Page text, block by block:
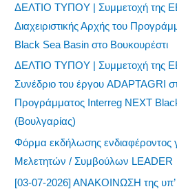
ΔΕΛΤΙΟ ΤΥΠΟΥ | Συμμετοχή της
Διαχειριστικής Αρχής του
Black Sea Basin στο Βουκουρέστι
ΔΕΛΤΙΟ ΤΥΠΟΥ | Συμμετοχή της
Συνέδριο του έργου ADAPTAGRI
Προγράμματος Interreg NEXT
(Βουλγαρίας)
Φόρμα εκδήλωσης
Μελετητών / Συμβούλων LEADER
[03-07-2026] ΑΝΑΚΟΙΝΩΣΗ της